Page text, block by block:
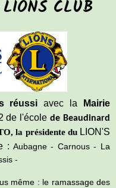
CLUB
réussiavec la
Mairie
de l'écolede Beaudinard
la présidente duLION'S
: Aubagne - Carnous - La
-
même : le ramassage des